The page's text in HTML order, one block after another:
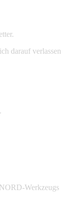
darauf verlassen
Werkzeugs